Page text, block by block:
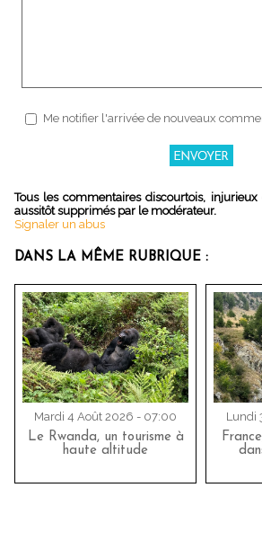
Me notifier l'arrivée de nouveaux
Tous les commentaires discourtois,
aussitôt supprimés par le modérateur.
Signaler un abus
DANS LA MÊME RUBRIQUE :
Mardi 4 Août 2026 - 07:00
Le Rwanda, un tourisme à
haute altitude
Lundi